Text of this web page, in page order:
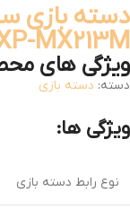
دسته بازی
MX213M
ویژگی های
دسته: دسته بازی
ویژگی ها:
نوع رابط دسته بازی